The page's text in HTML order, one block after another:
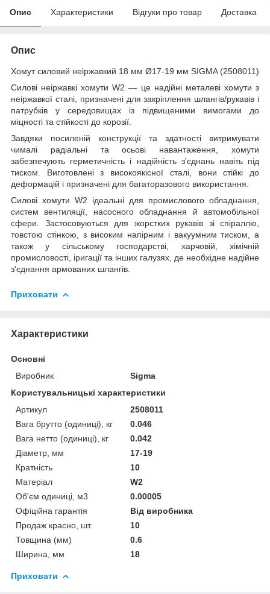
Опис Характеристики Відгуки про товар Доставка
Опис
Хомут силовий неіржавкий 18 мм Ø17-19 мм SIGMA (2508011)
Силові неіржавкі хомути W2 — це надійні металеві хомути з
неіржавкої сталі, призначені для закріплення шлангів/рукавів і
патрубків у середовищах із підвищеними вимогами до
міцності та стійкості до корозії.
Завдяки посиленій конструкції та здатності витримувати
чималі радіальні та осьові навантаження, хомути
забезпечують герметичність і надійність з'єднань навіть під
тиском. Виготовлені з високоякісної сталі, вони стійкі до
деформацій і призначені для багаторазового використання.
Силові хомути W2 ідеальні для промислового обладнання,
систем вентиляції, насосного обладнання й автомобільної
сфери. Застосовуються для жорстких рукавів зі спіраллю,
товстою стінкою, з високим напірним і вакуумним тиском, а
також у сільському господарстві, харчовій, хімічній
промисловості, іригації та інших галузях, де необхідне надійне
з'єднання армованих шлангів.
Приховати
Характеристики
Основні
Виробник
Sigma
Користувальницькі характеристики
Артикул
2508011
Вага брутто (одиниці), кг
0.046
Вага нетто (одиниці), кг
0.042
Діаметр, мм
17-19
Кратність
10
Матеріал
W2
Об'єм одиниці, м3
0.00005
Офіційна гарантія
Від виробника
Продаж красно, шт.
10
Товщина (мм)
0.6
Ширина, мм
18
Приховати